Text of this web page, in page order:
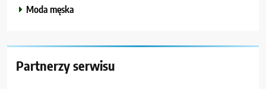
Moda męska
Partnerzy serwisu